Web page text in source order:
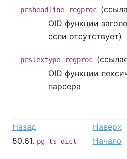
prsheadline regproc
OID функции
если отсутствует)
prslextype regproc
OID функции
парсера
Назад Наверх
50.61. pg_ts_dict Начало